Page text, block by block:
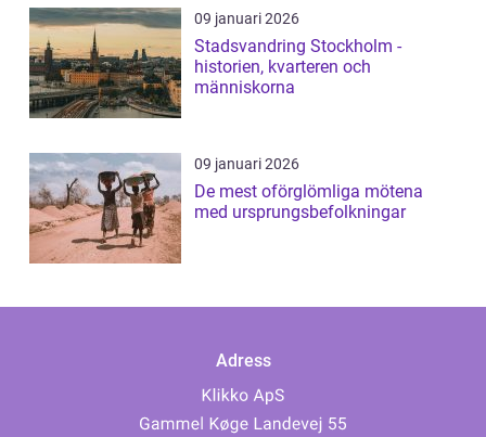
09 januari 2026
Stadsvandring Stockholm -
historien, kvarteren och
människorna
09 januari 2026
De mest oförglömliga mötena
med ursprungsbefolkningar
Adress